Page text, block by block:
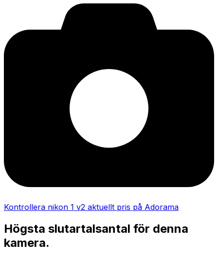
Kontrollera nikon 1 v2 aktuellt pris på Adorama
Högsta slutartalsantal för denna
kamera.